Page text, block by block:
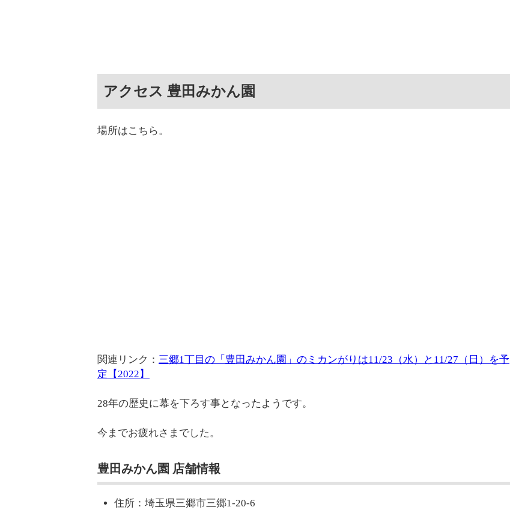
アクセス 豊田みかん園
場所はこちら。
関連リンク： 三郷1丁目の「豊田みかん園」のミカンがりは11/23（水）と11/27（日）を予
定【2022】
28年の歴史に幕を下ろす事となったようです。
今までお疲れさまでした。
豊田みかん園 店舗情報
住所：埼玉県三郷市三郷1-20-6